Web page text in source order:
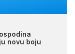
novu boju